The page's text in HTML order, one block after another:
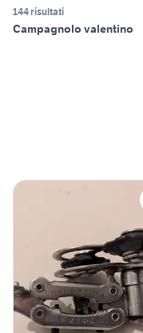
144 risultati
Campagnolo valentino